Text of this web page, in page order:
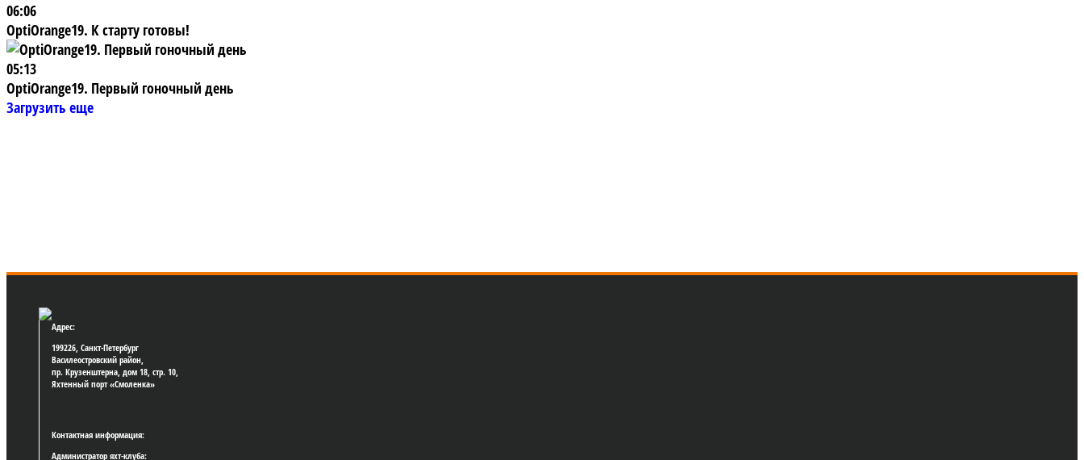
06:06
OptiOrange19. К старту готовы!
05:13
OptiOrange19. Первый гоночный день
Загрузить еще
Адрес:
199226, Санкт-Петербург
Василеостровский район,
пр. Крузенштерна, дом 18, стр. 10,
Яхтенный порт «Смоленка»
Контактная информация:
Администратор яхт-клуба: